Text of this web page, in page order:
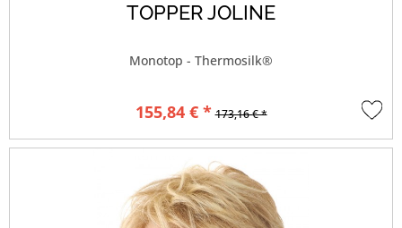
TOPPER JOLINE
Monotop - Thermosilk®
155,84 € * 173,16 € *